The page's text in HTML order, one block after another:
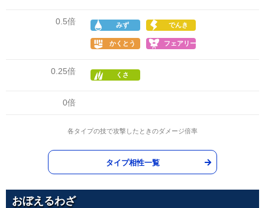
0.5倍 みず でんき
かくとう フェアリー
0.25倍 くさ
0倍
各タイプの技で攻撃したときのダメージ倍率
タイプ相性一覧
おぼえるわざ